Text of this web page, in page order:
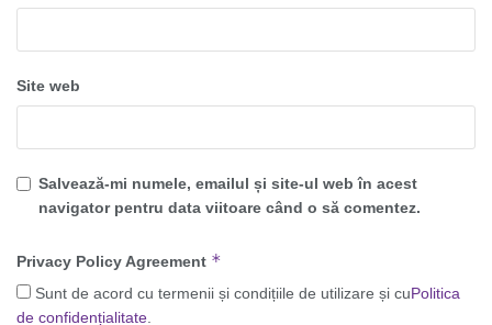
Site web
Salvează-mi numele, emailul și site-ul web în acest
navigator pentru data viitoare când o să comentez.
Privacy Policy Agreement *
Sunt de acord cu termenii și condițiile de utilizare și cuPolitica
de confidențialitate.